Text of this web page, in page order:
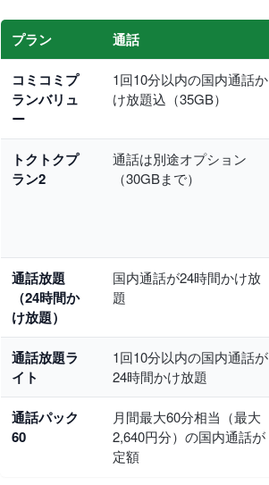
プラン 通話
コミコミプ
ランバリュ
ー
1回10分以内の国内通話か
け放題込（35GB）
トクトクプ
ラン2
通話は別途オプション
（30GBまで）
通話放題
（24時間か
け放題）
国内通話が24時間かけ放
題
通話放題ラ
イト
1回10分以内の国内通話が
24時間かけ放題
通話パック
60
月間最大60分相当（最大
2,640円分）の国内通話が
定額